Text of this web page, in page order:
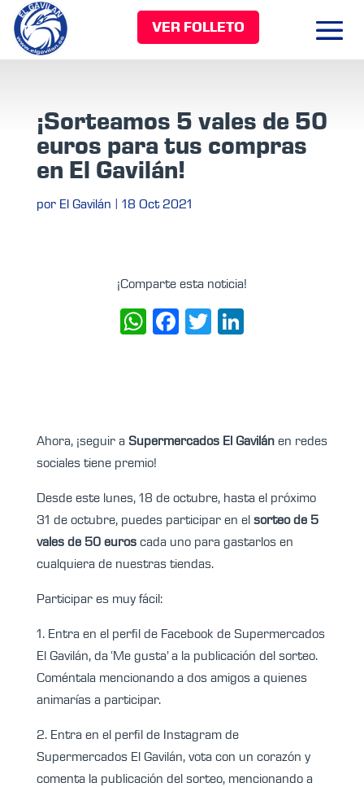
VER FOLLETO
¡Sorteamos 5 vales de 50
euros para tus compras
en El Gavilán!
por El Gavilán 18 Oct 2021
¡Comparte esta noticia!
WhatsApp
Facebook
TwitterLinkedIn
Ahora, ¡seguir a Supermercados El Gavilánen redes
sociales tiene premio!
Desde este lunes, 18 de octubre, hasta el próximo
31 de octubre, puedes participar en el sorteo de 5
vales de 50 euroscada uno para gastarlos en
cualquiera de nuestras tiendas.
Participar es muy fácil:
1. Entra en el perfil de Facebook de Supermercados
El Gavilán, da ‘Me gusta’ a la publicación del sorteo.
Coméntala mencionando a dos amigos a quienes
animarías a participar.
2. Entra en el perfil de Instagram de
Supermercados El Gavilán, vota con un corazón y
comenta la publicación del sorteo, mencionando a